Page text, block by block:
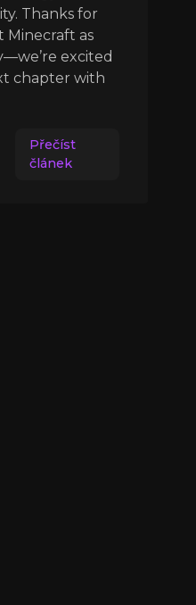
Thanks for
Minecraft as
excited
chapter with
Přečíst
článek